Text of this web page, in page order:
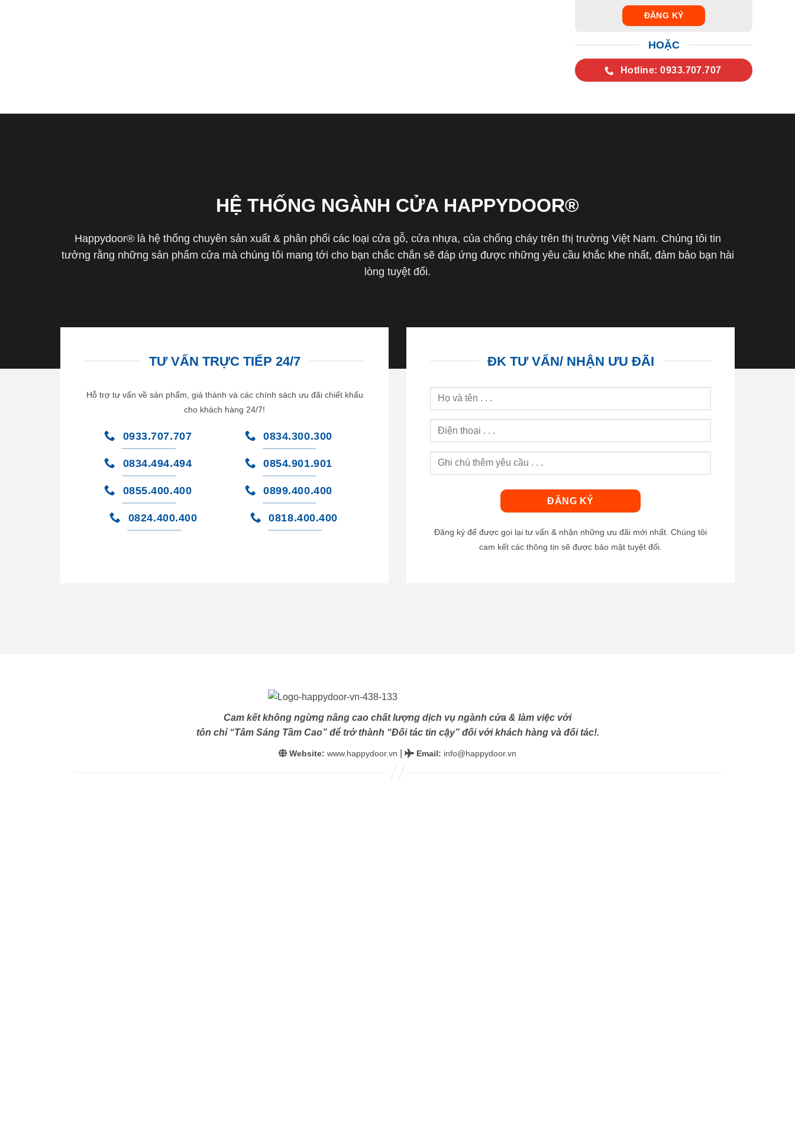
HOẶC
Hotline: 0933.707.707
HỆ THỐNG NGÀNH CỬA HAPPYDOOR®
Happydoor® là hệ thống chuyên sản xuất & phân phối các loại cửa gỗ, cửa nhựa, của chống cháy trên thị trường Việt Nam. Chúng tôi tin
tưởng rằng những sản phẩm cửa mà chúng tôi mang tới cho bạn chắc chắn sẽ đáp ứng được những yêu cầu khắc khe nhất, đảm bảo bạn hài
lòng tuyệt đối.
TƯ VẤN TRỰC TIẾP 24/7
Hỗ trợ tư vấn về sản phẩm, giá thành và các chính sách ưu đãi chiết khấu
cho khách hàng 24/7!
0933.707.707
0834.494.494
0855.400.400
0824.400.400
0834.300.300
0854.901.901
0899.400.400
0818.400.400
ĐK TƯ VẤN/ NHẬN ƯU ĐÃI
Đăng ký để được gọi lại tư vấn & nhận những ưu đãi mới nhất. Chúng tôi
cam kết các thông tin sẽ được bảo mật tuyệt đối.
Cam kết không ngừng nâng cao chất lượng dịch vụ ngành cửa & làm việc với
tôn chỉ “Tâm Sáng Tầm Cao” để trở thành “Đối tác tin cậy” đối với khách hàng và đối tác!.
Website: www.happydoor.vn Email: info@happydoor.vn